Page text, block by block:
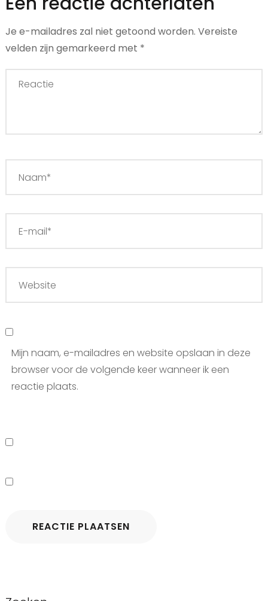
Je e-mailadres zal niet getoond worden. Vereiste
velden zijn gemarkeerd met *
Mijn naam, e-mailadres en website opslaan in deze
browser voor de volgende keer wanneer ik een
reactie plaats.